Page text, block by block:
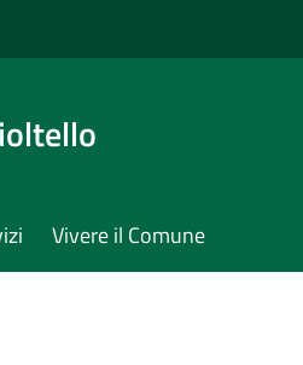
Vivere il Comune